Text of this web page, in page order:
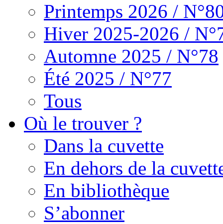
Printemps 2026 /
Hiver 2025-2026 /
Automne 2025 / N°78
Été 2025 / N°77
Tous
Où le trouver ?
Dans la cuvette
En dehors de la
En bibliothèque
S’abonner